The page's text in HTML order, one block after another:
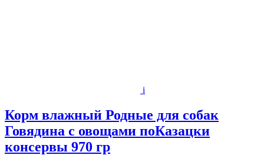
i
Корм влажный Родные для собак
Говядина с овощами поКазацки
консервы 970 гр